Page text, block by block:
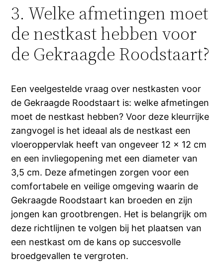
3. Welke afmetingen moet
de nestkast hebben voor
de Gekraagde Roodstaart?
Een veelgestelde vraag over nestkasten voor
de Gekraagde Roodstaart is: welke afmetingen
moet de nestkast hebben? Voor deze kleurrijke
zangvogel is het ideaal als de nestkast een
vloeroppervlak heeft van ongeveer 12 x 12 cm
en een invliegopening met een diameter van
3,5 cm. Deze afmetingen zorgen voor een
comfortabele en veilige omgeving waarin de
Gekraagde Roodstaart kan broeden en zijn
jongen kan grootbrengen. Het is belangrijk om
deze richtlijnen te volgen bij het plaatsen van
een nestkast om de kans op succesvolle
broedgevallen te vergroten.